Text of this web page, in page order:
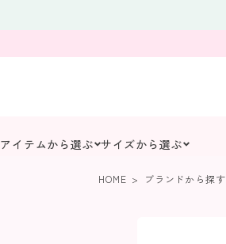
アイテムから選ぶ サイズから選ぶ
HOME ブランドから探す